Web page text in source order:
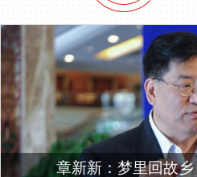
章新新：梦里回故